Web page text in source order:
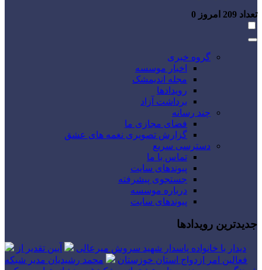
تعداد امروز 0
گروه خبری
اخبار موسسه
مجله اندیمشک
رویدادها
برداشت آزاد
چند رسانه
فضای مجازی ما
گزارش تصویری نغمه های عشق
دسترسی سریع
تماس با ما
پیوندهای سایت
جستجوی پیشرفته
درباره موسسه
پیوندهای سایت
جدیدترین رویدادها
دیدار با خانواده پاسدار شهید سروش میرعالی
آیین تقدیر از
فعالین امر ازدواج استان خوزستان
محمد رشیدیان مدیر شبکه